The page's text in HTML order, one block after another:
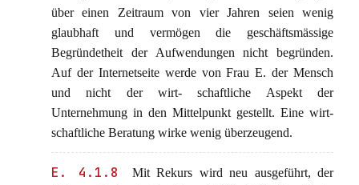
über einen Zeitraum von vier Jahren seien wenig
glaubhaft und vermögen die geschäftsmässige
Begründetheit der Aufwendungen nicht begründen.
Auf der Internetseite werde von Frau E. der Mensch
und nicht der wirt- schaftliche Aspekt der
Unternehmung in den Mittelpunkt gestellt. Eine wirt-
schaftliche Beratung wirke wenig überzeugend.
E. 4.1.8
Mit Rekurs wird neu ausgeführt, der